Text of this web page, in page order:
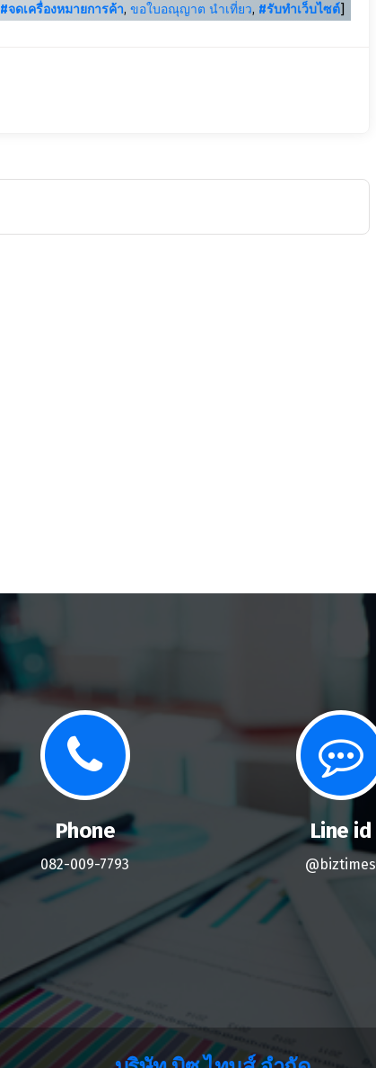
#จดเครื่องหมายการค้า, ขอใบอณุญาต นำเที่ยว, #รับทำเว็บไซต์]
Phone
082-009-7793
Line id
@biztimes